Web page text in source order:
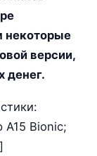
некоторые
версии,
денег.
A15 Bionic;